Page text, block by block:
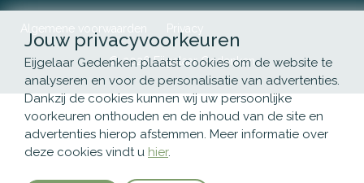
Algemene voorwaarden Privacy
© 2026 Eijgelaar Gedenken
Jouw privacyvoorkeuren
Eijgelaar Gedenken plaatst cookies om de website te
analyseren en voor de personalisatie van advertenties.
Dankzij de cookies kunnen wij uw persoonlijke
voorkeuren onthouden en de inhoud van de site en
advertenties hierop afstemmen. Meer informatie over
deze cookies vindt u hier.